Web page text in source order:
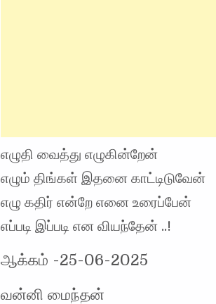
எழுதி வைத்து எழுகின்றேன்
எழும் திங்கள் இதனை காட்டிடுவேன்
எழு கதிர் என்றே எனை உரைப்பேன்
எப்படி இப்படி என வியந்தேன் ..!
ஆக்கம் -25-06-2025
வன்னி மைந்தன்